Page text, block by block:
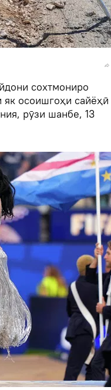
сохтмониро
осоишгоҳи сайёҳӣ
рӯзи шанбе, 13